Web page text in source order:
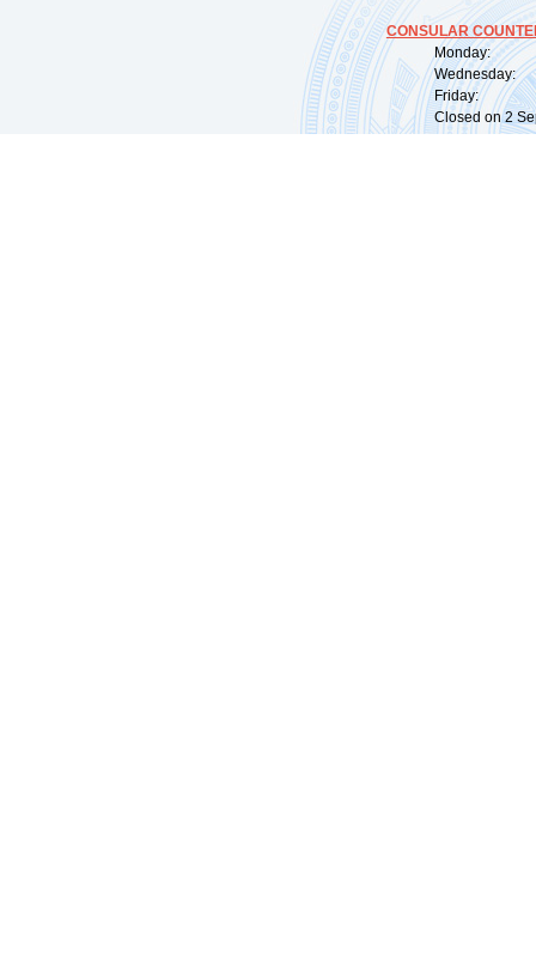
CONSULAR
Monday:
Wednesday:
Friday:
Closed on 2